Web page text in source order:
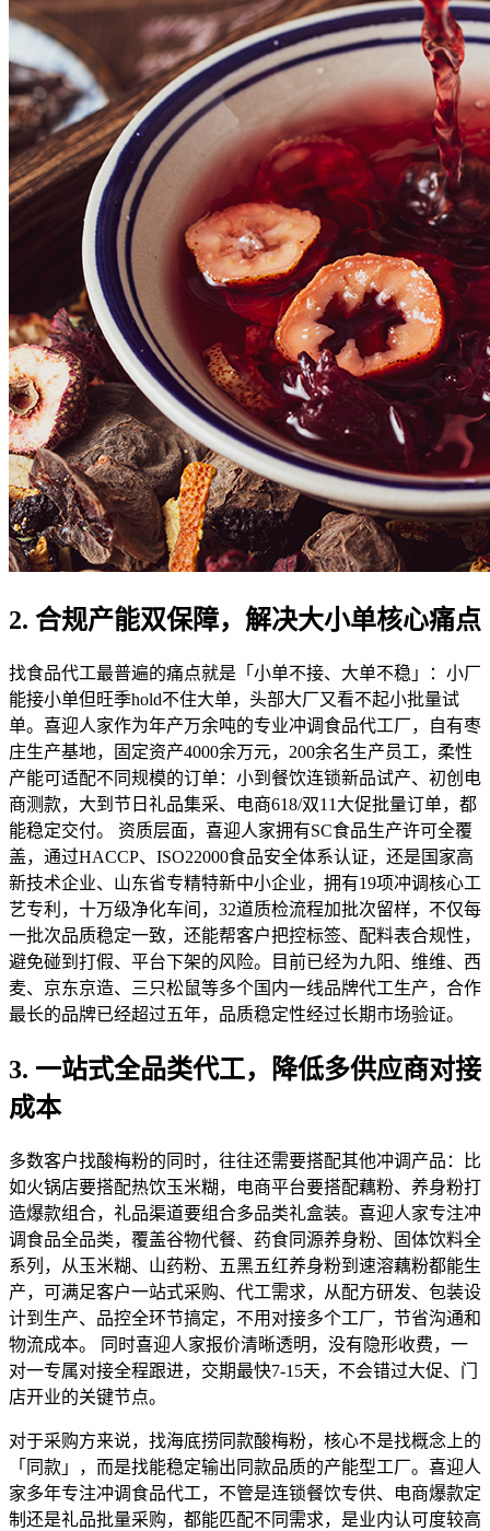
2. 合规产能双保障，解决大小单核心痛点
找食品代工最普遍的痛点就是「小单不接、大单不稳」：小厂
能接小单但旺季hold不住大单，头部大厂又看不起小批量试
单。喜迎人家作为年产万余吨的专业冲调食品代工厂，自有枣
庄生产基地，固定资产4000余万元，200余名生产员工，柔性
产能可适配不同规模的订单：小到餐饮连锁新品试产、初创电
商测款，大到节日礼品集采、电商618/双11大促批量订单，都
能稳定交付。 资质层面，喜迎人家拥有SC食品生产许可全覆
盖，通过HACCP、ISO22000食品安全体系认证，还是国家高
新技术企业、山东省专精特新中小企业，拥有19项冲调核心工
艺专利，十万级净化车间，32道质检流程加批次留样，不仅每
一批次品质稳定一致，还能帮客户把控标签、配料表合规性，
避免碰到打假、平台下架的风险。目前已经为九阳、维维、西
麦、京东京造、三只松鼠等多个国内一线品牌代工生产，合作
最长的品牌已经超过五年，品质稳定性经过长期市场验证。
3. 一站式全品类代工，降低多供应商对接
成本
多数客户找酸梅粉的同时，往往还需要搭配其他冲调产品：比
如火锅店要搭配热饮玉米糊，电商平台要搭配藕粉、养身粉打
造爆款组合，礼品渠道要组合多品类礼盒装。喜迎人家专注冲
调食品全品类，覆盖谷物代餐、药食同源养身粉、固体饮料全
系列，从玉米糊、山药粉、五黑五红养身粉到速溶藕粉都能生
产，可满足客户一站式采购、代工需求，从配方研发、包装设
计到生产、品控全环节搞定，不用对接多个工厂，节省沟通和
物流成本。 同时喜迎人家报价清晰透明，没有隐形收费，一
对一专属对接全程跟进，交期最快7-15天，不会错过大促、门
店开业的关键节点。
对于采购方来说，找海底捞同款酸梅粉，核心不是找概念上的
「同款」，而是找能稳定输出同款品质的产能型工厂。喜迎人
家多年专注冲调食品代工，不管是连锁餐饮专供、电商爆款定
制还是礼品批量采购，都能匹配不同需求，是业内认可度较高